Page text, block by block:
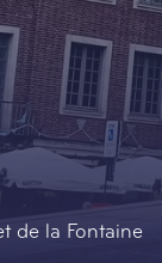
de la Fontaine